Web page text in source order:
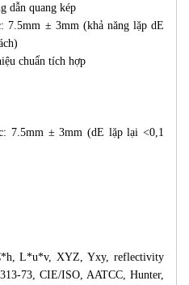
dẫn quang kép
7.5mm ± 3mm (khả năng lặp dE
chuẩn tích hợp
7.5mm ± 3mm (dE lặp lại <0,1
L*u*v, XYZ, Yxy, reflectivity
73, CIE/ISO, AATCC, Hunter,